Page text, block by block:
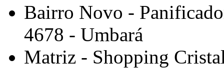
Bairro Novo -
4678 - Umbará
Matriz - Shopping